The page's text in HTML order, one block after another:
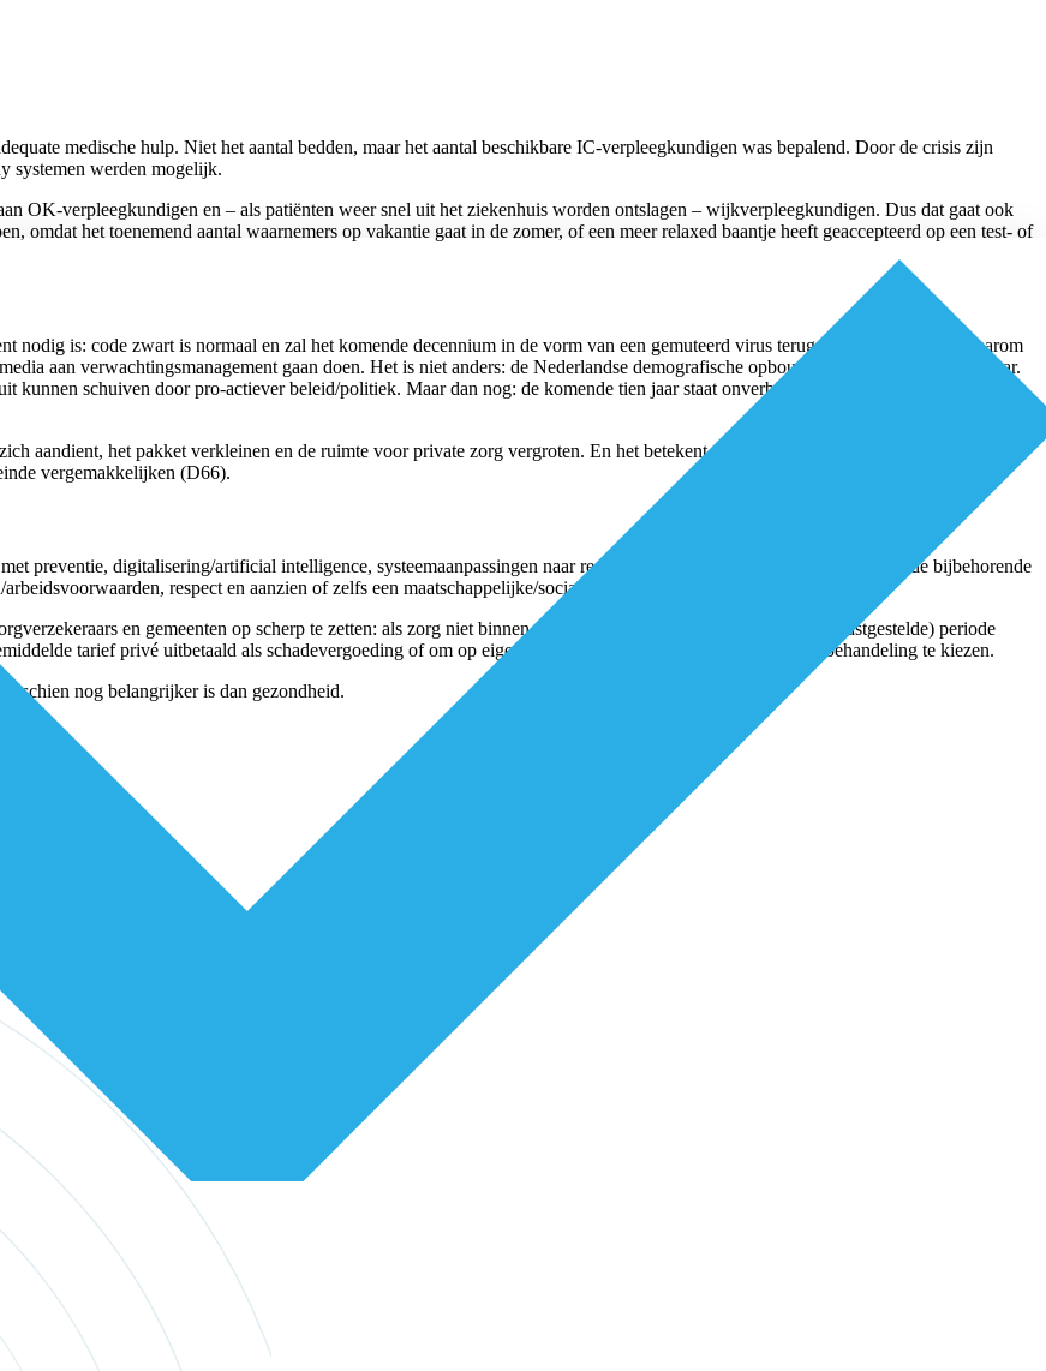
medische hulp. Niet het aantal bedden, maar het aantal beschikbare IC-verpleegkundigen was bepalend. Door de crisis zijn
systemen werden mogelijk.
OK-verpleegkundigen en – als patiënten weer snel uit het ziekenhuis worden ontslagen – wijkverpleegkundigen. Dus dat gaat ook
omdat het toenemend aantal waarnemers op vakantie gaat in de zomer, of een meer relaxed baantje heeft geaccepteerd op een test- of
nodig is: code zwart is normaal en zal het komende decennium in de vorm van een gemuteerd virus terug blijven keren. Laat daarom
aan verwachtingsmanagement gaan doen. Het is niet anders: de Nederlandse demografische opbouw zit nu eenmaal zo in elkaar.
kunnen schuiven door pro-actiever beleid/politiek. Maar dan nog: de komende tien jaar staat onverbiddelijk in het teken van: code
aandient, het pakket verkleinen en de ruimte voor private zorg vergroten. En het betekent ook: vooraf criteria opstellen op basis van
vergemakkelijken (D66).
preventie, digitalisering/artificial intelligence, systeemaanpassingen naar regionale populatiebekostiging (luister naar de bijbehorende
respect en aanzien of zelfs een maatschappelijke/sociale dienstplicht.
en gemeenten op scherp te zetten: als zorg niet binnen een bepaalde (op basis van de diagnose vastgestelde) periode
tarief privé uitbetaald als schadevergoeding of om op eigen risico een buitenlandse of onorthodoxe behandeling te kiezen.
nog belangrijker is dan gezondheid.